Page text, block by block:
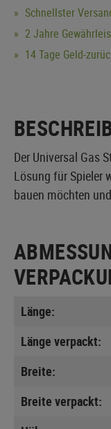
Schnellster
2 Jahre
14 Tage Geld-
Der Universal Gas
Lösung für Spieler
bauen möchten
Länge:
Länge verpackt:
Breite:
Breite verpackt: